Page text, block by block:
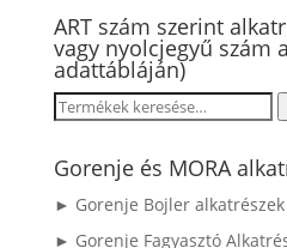
ART szám szerint
vagy nyolcjegyű szám
adattábláján)
Keresés
következőre:
Gorenje és MORA
► Gorenje Bojler alkatrészek
► Gorenje Fagyasztó